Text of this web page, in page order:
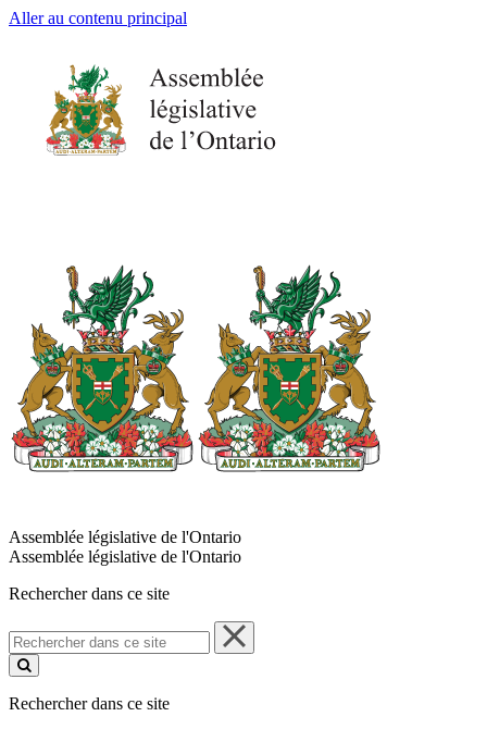
Aller au contenu principal
Assemblée législative de l'Ontario
Assemblée législative de l'Ontario
Rechercher dans ce site
Rechercher
dans
ce
Rechercher dans ce site